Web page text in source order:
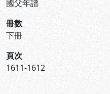
國父年譜
冊數
下冊
頁次
1611-1612